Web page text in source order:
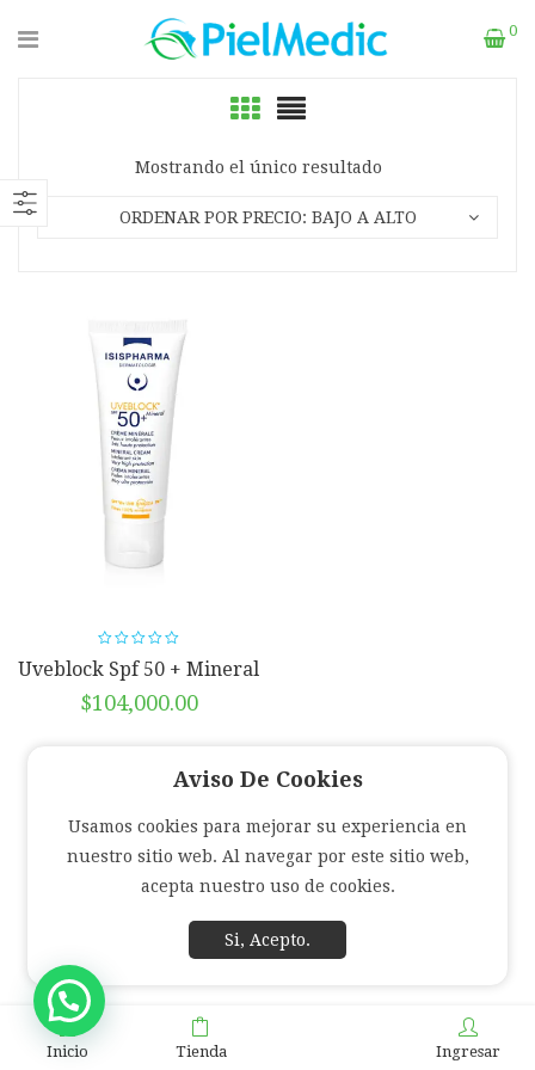
0
Mostrando el único resultado
ORDENAR POR PRECIO: BAJO A ALTO
Uveblock Spf 50 + Mineral
40 Ml Isis Pharma
$104,000.00
Inicio Tienda Ingresar
Aviso De Cookies
Usamos cookies para mejorar su experiencia en
nuestro sitio web. Al navegar por este sitio web,
acepta nuestro uso de cookies.
Si, Acepto.